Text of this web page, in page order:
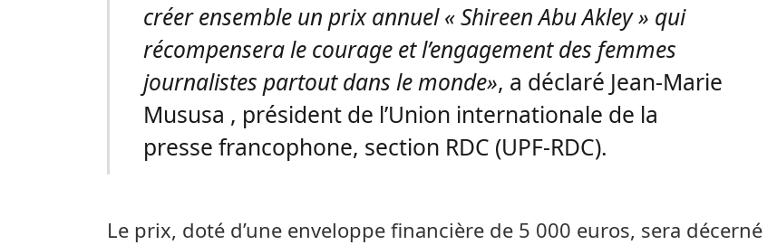
créer ensemble un prix annuel « Shireen Abu Akley » qui
récompensera le courage et l’engagement des femmes
journalistes partout dans le monde», a déclaré Jean-Marie
Mususa , président de l’Union internationale de la
presse francophone, section RDC (UPF-RDC).
Le prix, doté d’une enveloppe financière de 5 000 euros, sera décerné